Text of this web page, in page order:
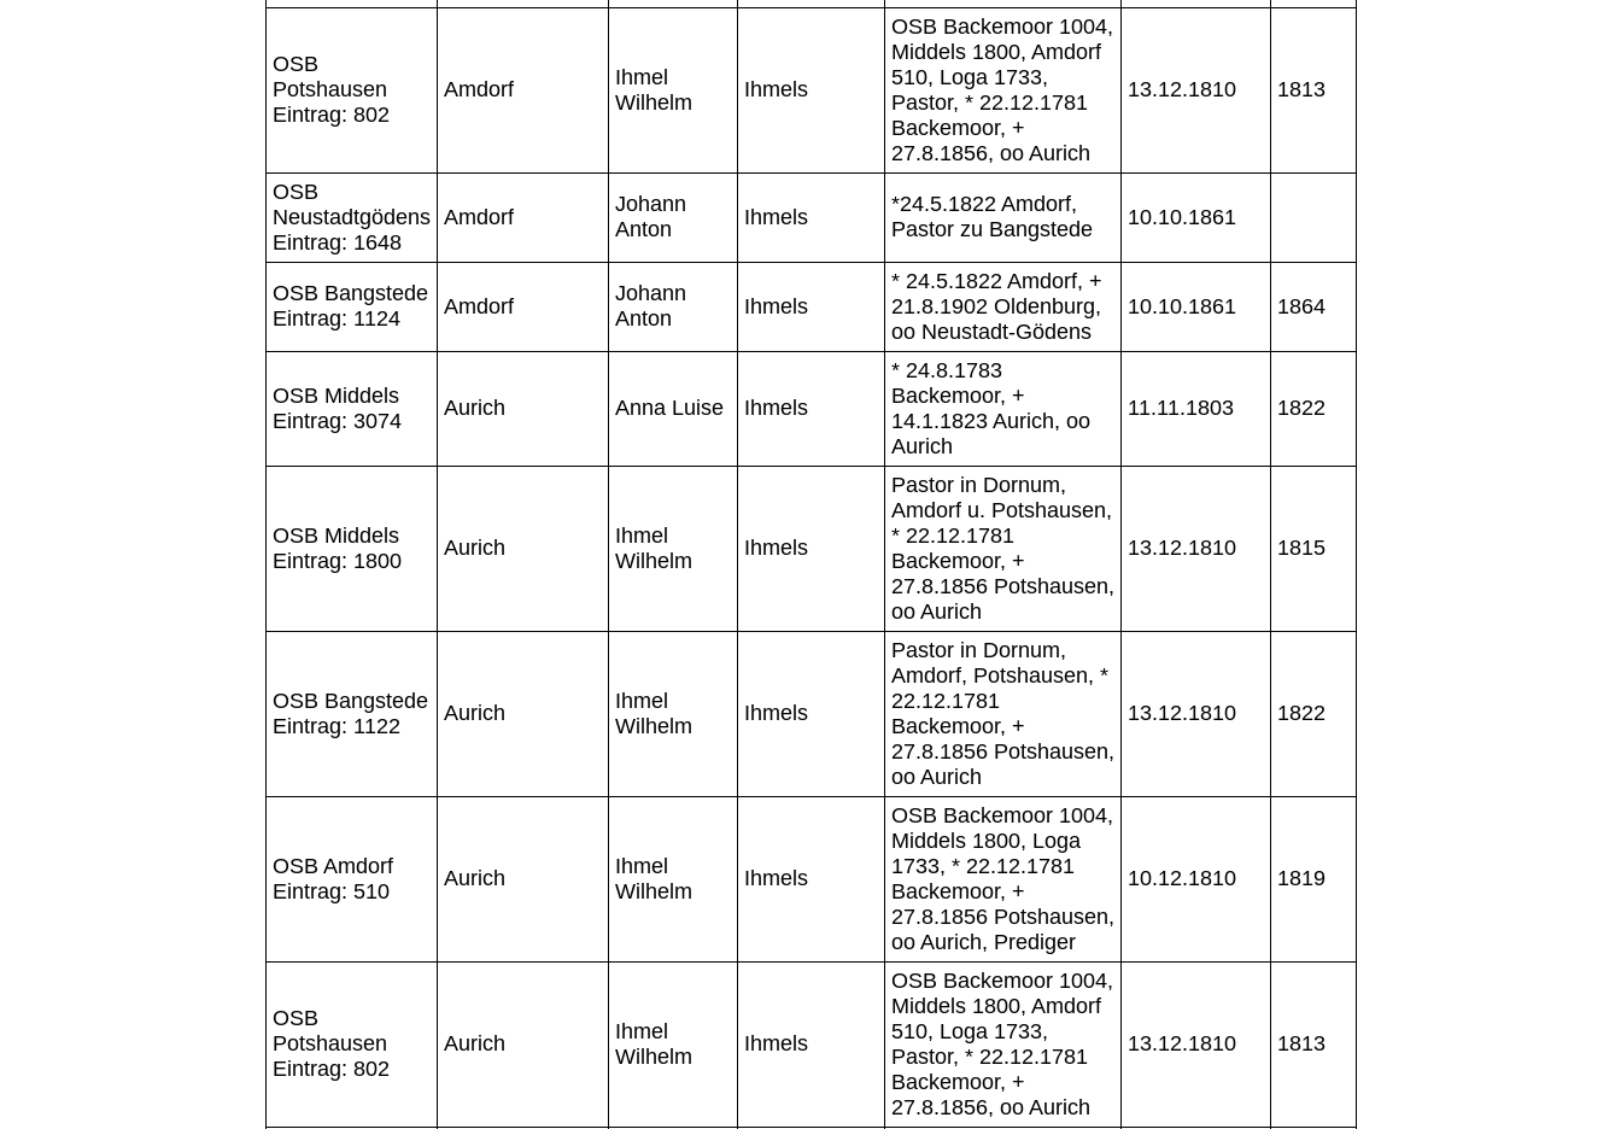
OSB
Potshausen
Eintrag: 802
Amdorf
Ihmel
Wilhelm
Ihmels
OSB Backemoor 1004,
Middels 1800, Amdorf
510, Loga 1733,
Pastor, * 22.12.1781
Backemoor, +
27.8.1856, oo Aurich
13.12.1810 1813
OSB
Neustadtgödens
Eintrag: 1648
Amdorf
Johann
Anton
Ihmels
*24.5.1822 Amdorf,
Pastor zu Bangstede
10.10.1861
OSB Bangstede
Eintrag: 1124
Amdorf
Johann
Anton
Ihmels
* 24.5.1822 Amdorf, +
21.8.1902 Oldenburg,
oo Neustadt-Gödens
10.10.1861 1864
OSB Middels
Eintrag: 3074
Aurich Anna Luise Ihmels
* 24.8.1783
Backemoor, +
14.1.1823 Aurich, oo
Aurich
11.11.1803 1822
OSB Middels
Eintrag: 1800
Aurich
Ihmel
Wilhelm
Ihmels
Pastor in Dornum,
Amdorf u. Potshausen,
* 22.12.1781
Backemoor, +
27.8.1856 Potshausen,
oo Aurich
13.12.1810 1815
OSB Bangstede
Eintrag: 1122
Aurich
Ihmel
Wilhelm
Ihmels
Pastor in Dornum,
Amdorf, Potshausen, *
22.12.1781
Backemoor, +
27.8.1856 Potshausen,
oo Aurich
13.12.1810 1822
OSB Amdorf
Eintrag: 510
Aurich
Ihmel
Wilhelm
Ihmels
OSB Backemoor 1004,
Middels 1800, Loga
1733, * 22.12.1781
Backemoor, +
27.8.1856 Potshausen,
oo Aurich, Prediger
10.12.1810 1819
OSB
Potshausen
Eintrag: 802
Aurich
Ihmel
Wilhelm
Ihmels
OSB Backemoor 1004,
Middels 1800, Amdorf
510, Loga 1733,
Pastor, * 22.12.1781
Backemoor, +
27.8.1856, oo Aurich
13.12.1810 1813